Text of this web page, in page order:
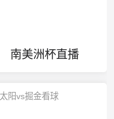
南美洲杯直播